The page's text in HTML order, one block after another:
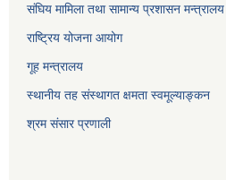
संघिय मामिला तथा सामान्य प्रशासन मन्त्रालय
राष्ट्रिय योजना आयोग
गूह मन्त्रालय
स्थानीय तह संस्थागत क्षमता स्वमूल्याङ्कन
श्रम संसार प्रणाली